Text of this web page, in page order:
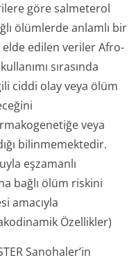
göre salmeterol
ölümlerde anlamlı bir
edilen veriler Afro-
sırasında
ciddi olay veya ölüm
veya
bilinmemektedir.
eşzamanlı
bağlı ölüm riskini
amacıyla
Özellikler)
Sanohaler’in